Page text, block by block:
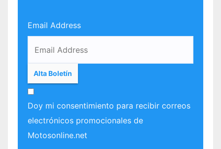
Email Address
Doy mi consentimiento para recibir correos
electrónicos promocionales de
Motosonline.net